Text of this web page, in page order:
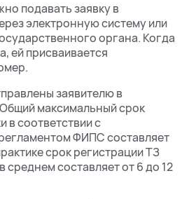
подавать заявку в
электронную систему или
органа. Когда
ей присваивается
заявителю в
максимальный срок
в соответствии с
ФИПС составляет
срок регистрации ТЗ
среднем составляет от 6 до 12